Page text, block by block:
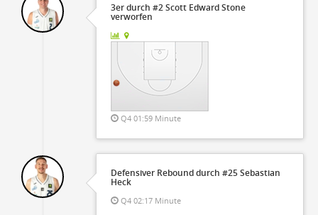
3er durch #2 Scott Edward Stone
verworfen
Q4 01:59 Minute
Defensiver Rebound durch #25 Sebastian
Heck
Q4 02:17 Minute